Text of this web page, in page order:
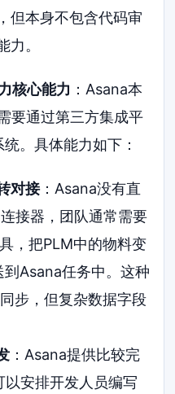
但本身不包含代码审
力。
核心能力 ：Asana本
要通过第三方集成平
。具体能力如下：
对接：Asana没有直
接器，团队通常需要
，把PLM中的物料变
Asana任务中。这种
步，但复杂数据字段
：Asana提供比较完
以安排开发人员编写